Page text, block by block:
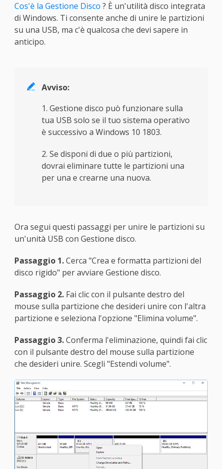
Cos'è la Gestione Disco ? È un'utilità disco integrata
di Windows. Ti consente anche di unire le partizioni
su una USB, ma c'è qualcosa che devi sapere in
anticipo.

Avviso:
1. Gestione disco può funzionare sulla
tua USB solo se il tuo sistema operativo
è successivo a Windows 10 1803.
2. Se disponi di due o più partizioni,
dovrai eliminare tutte le partizioni una
per una e crearne una nuova.
Ora segui questi passaggi per unire le partizioni su
un'unità USB con Gestione disco.
Passaggio 1.Cerca "Crea e formatta partizioni del
disco rigido" per avviare Gestione disco.
Passaggio 2.Fai clic con il pulsante destro del
mouse sulla partizione che desideri unire con l'altra
partizione e seleziona l'opzione "Elimina volume".
Passaggio 3.Conferma l'eliminazione, quindi fai clic
con il pulsante destro del mouse sulla partizione
che desideri unire. Scegli "Estendi volume".